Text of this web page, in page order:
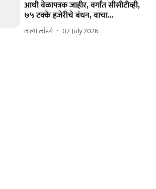
आधी वेळापत्रक जाहीर, वर्गांत सीसीटीव्ही,
७५ टक्के हजेरीचे बंधन, वाचा...
तात्या लांडगे 07 July 2026